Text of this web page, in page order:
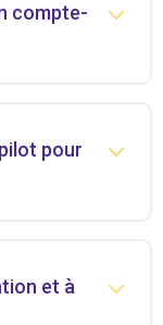
compte-
pour
et à